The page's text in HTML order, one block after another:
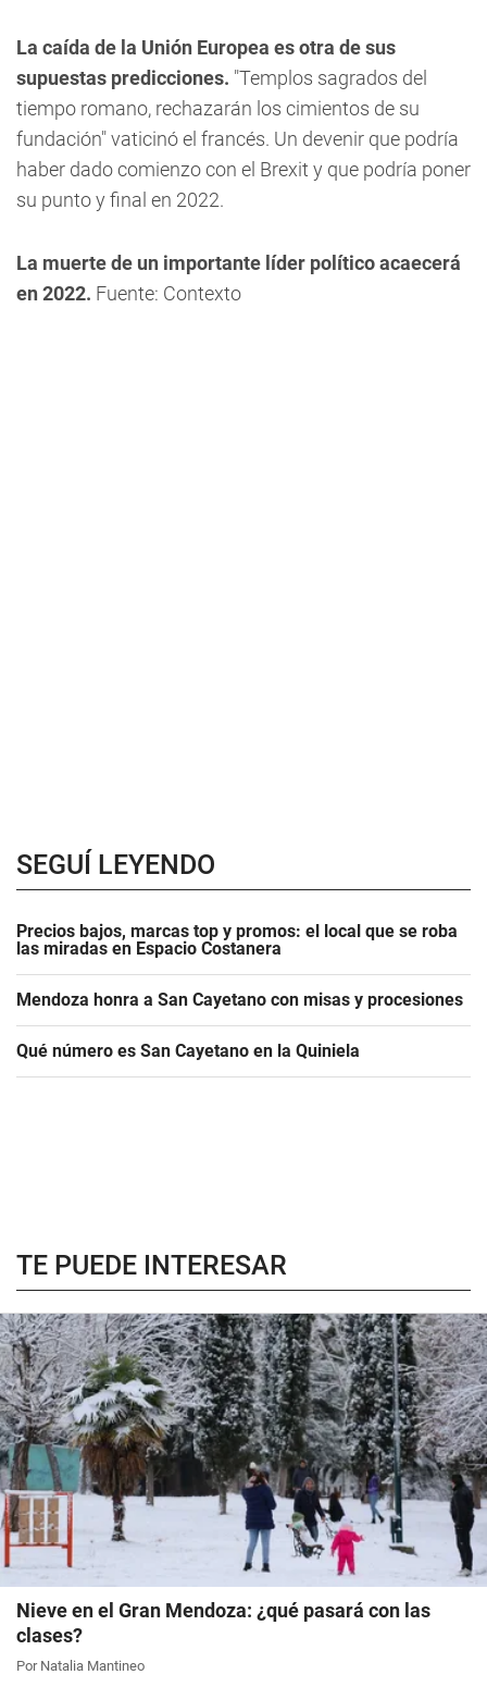
La caída de la Unión Europea es otra de sus
supuestas predicciones. "Templos sagrados del
tiempo romano, rechazarán los cimientos de su
fundación" vaticinó el francés. Un devenir que podría
haber dado comienzo con el Brexit y que podría poner
su punto y final en 2022.
La muerte de un importante líder político acaecerá
en 2022. Fuente: Contexto
SEGUÍ LEYENDO
Precios bajos, marcas top y promos: el local que se roba
las miradas en Espacio Costanera
Mendoza honra a San Cayetano con misas y procesiones
Qué número es San Cayetano en la Quiniela
TE PUEDE INTERESAR
Nieve en el Gran Mendoza: ¿qué pasará con las
clases?
Por Natalia Mantineo